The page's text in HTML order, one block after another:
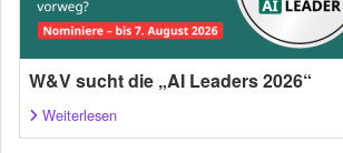
W&V sucht die „AI Leaders 2026“
Weiterlesen